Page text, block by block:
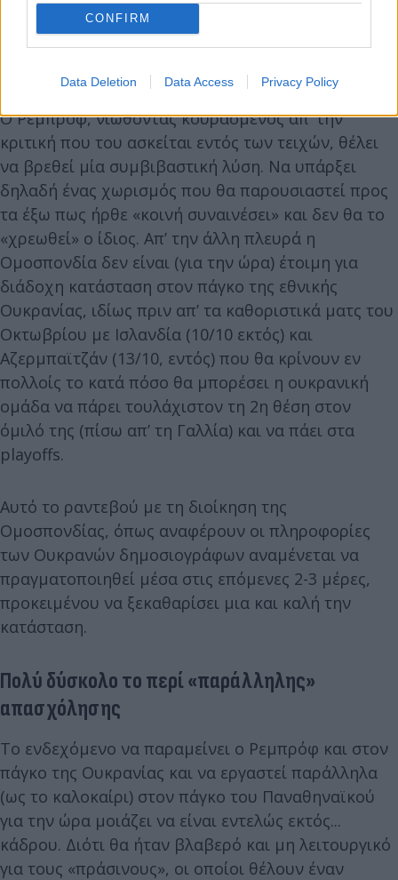
CONFIRM
Data Deletion Data Access Privacy Policy
ουκρανικής Ομοσπονδίας (στην οποία μάλιστα
είναι και... αντιπρόεδρος), προκειμένου να
Ο Ρεμπρόφ, νιώθοντας κουρασμένος απ’ την
κριτική που του ασκείται εντός των τειχών, θέλει
να βρεθεί μία συμβιβαστική λύση. Να υπάρξει
δηλαδή ένας χωρισμός που θα παρουσιαστεί προς
τα έξω πως ήρθε «κοινή συναινέσει» και δεν θα το
«χρεωθεί» ο ίδιος. Απ’ την άλλη πλευρά η
Ομοσπονδία δεν είναι (για την ώρα) έτοιμη για
διάδοχη κατάσταση στον πάγκο της εθνικής
Ουκρανίας, ιδίως πριν απ’ τα καθοριστικά ματς του
Οκτωβρίου με Ισλανδία (10/10 εκτός) και
Αζερμπαϊτζάν (13/10, εντός) που θα κρίνουν εν
πολλοίς το κατά πόσο θα μπορέσει η ουκρανική
ομάδα να πάρει τουλάχιστον τη 2η θέση στον
όμιλό της (πίσω απ’ τη Γαλλία) και να πάει στα
playoffs.
Αυτό το ραντεβού με τη διοίκηση της
Ομοσπονδίας, όπως αναφέρουν οι πληροφορίες
των Ουκρανών δημοσιογράφων αναμένεται να
πραγματοποιηθεί μέσα στις επόμενες 2-3 μέρες,
προκειμένου να ξεκαθαρίσει μια και καλή την
κατάσταση.
Πολύ δύσκολο το περί «παράλληλης»
απασχόλησης
Το ενδεχόμενο να παραμείνει ο Ρεμπρόφ και στον
πάγκο της Ουκρανίας και να εργαστεί παράλληλα
(ως το καλοκαίρι) στον πάγκο του Παναθηναϊκού
για την ώρα μοιάζει να είναι εντελώς εκτός...
κάδρου. Διότι θα ήταν βλαβερό και μη λειτουργικό
για τους «πράσινους», οι οποίοι θέλουν έναν